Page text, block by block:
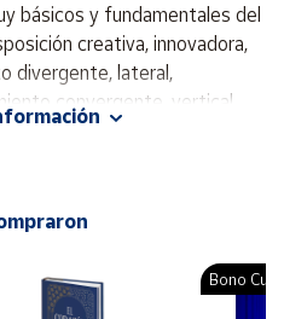
básicos y fundamentales del
creativa, innovadora,
divergente, lateral,
convergente, vertical,
manipulación visomanual,
Bono